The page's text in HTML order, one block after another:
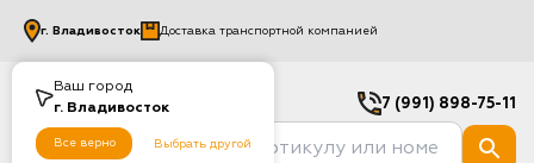
Ваш город
г. Владивосток
Все верно Выбрать другой
г. Владивосток Доставка транспортной компанией
7 (991) 898-75-11